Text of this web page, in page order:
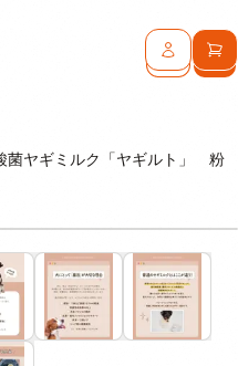
ログインカ
菌ヤギミルク「ヤギルト」 粉